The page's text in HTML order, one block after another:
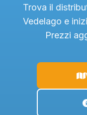
Trova il
Vedelago e
Prezzi